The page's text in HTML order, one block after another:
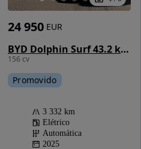
BYD Dolphin Surf 43.2 kWh Comfort
156 cv
24 950 EUR
Promovido
3 332 km
Elétrico
Automática
2025